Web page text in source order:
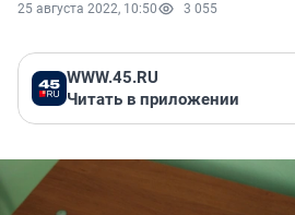
25 августа 2022, 10:50 3 055
WWW.45.RU
Читать в приложении